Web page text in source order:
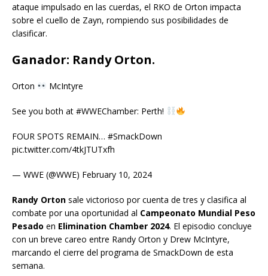
ataque impulsado en las cuerdas, el RKO de Orton impacta
sobre el cuello de Zayn, rompiendo sus posibilidades de
clasificar.
Ganador: Randy Orton.
Orton McIntyre
See you both at #WWEChamber: Perth!
FOUR SPOTS REMAIN… #SmackDown
pic.twitter.com/4tkJTUTxfh
— WWE (@WWE) February 10, 2024
Randy Orton sale victorioso por cuenta de tres y clasifica al
combate por una oportunidad al Campeonato Mundial Peso
Pesado en Elimination Chamber 2024. El episodio concluye
con un breve careo entre Randy Orton y Drew McIntyre,
marcando el cierre del programa de SmackDown de esta
semana.